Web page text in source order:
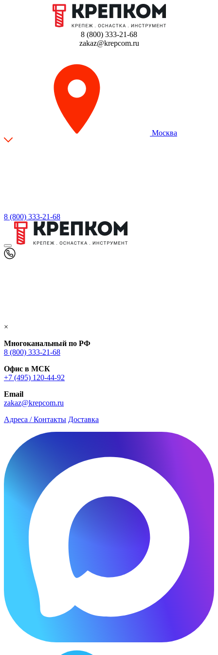
8 (800) 333-21-68
zakaz@krepcom.ru
Москва
8 (800) 333-21-68
×
Многоканальный по РФ
8 (800) 333‑21-68
Офис в МСК
+7 (495) 120-44-92
Email
zakaz@krepcom.ru
Адреса / Контакты Доставка